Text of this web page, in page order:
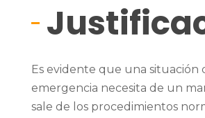
Es evidente que una situación
emergencia necesita de un
sale de los procedimientos